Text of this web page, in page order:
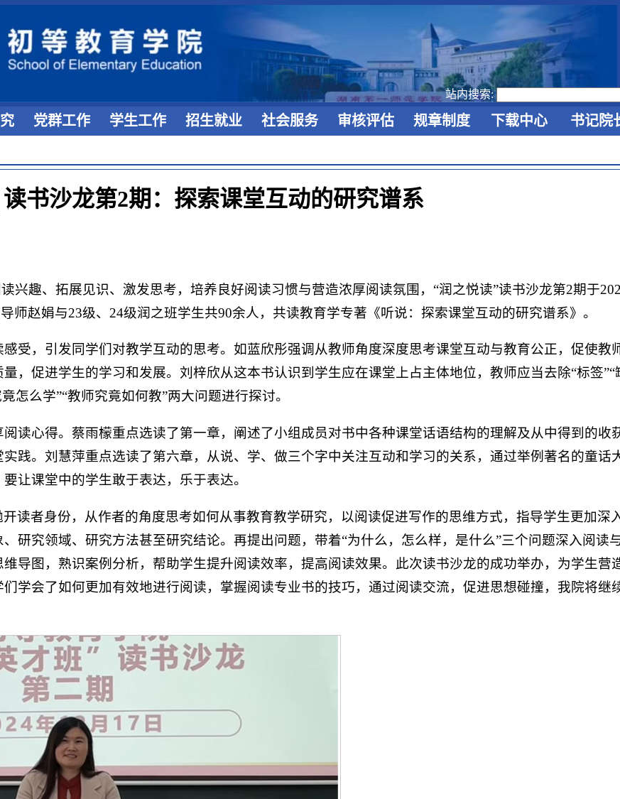
站内搜索:
党群工作 学生工作 招生就业 社会服务 审核评估 规章制度 下载中心 书记院
书沙龙第2期：探索课堂互动的研究谱系
兴趣、拓展见识、激发思考，培养良好阅读习惯与营造浓厚阅读氛围，“润之悦读”读书沙龙第2期于
师赵娟与23级、24级润之班学生共90余人，共读教育学专著《听说：探索课堂互动的研究谱系》。
受，引发同学们对教学互动的思考。如蓝欣彤强调从教师角度深度思考课堂互动与教育公正，促使教
，促进学生的学习和发展。刘梓欣从这本书认识到学生应在课堂上占主体地位，教师应当去除“标签”“
怎么学”“教师究竟如何教”两大问题进行探讨。
读心得。蔡雨檬重点选读了第一章，阐述了小组成员对书中各种课堂话语结构的理解及从中得到的收
践。刘慧萍重点选读了第六章，从说、学、做三个字中关注互动和学习的关系，通过举例著名的童话
让课堂中的学生敢于表达，乐于表达。
读者身份，从作者的角度思考如何从事教育教学研究，以阅读促进写作的思维方式，指导学生更加深
研究领域、研究方法甚至研究结论。再提出问题，带着“为什么，怎么样，是什么”三个问题深入阅读
导图，熟识案例分析，帮助学生提升阅读效率，提高阅读效果。此次读书沙龙的成功举办，为学生营
学会了如何更加有效地进行阅读，掌握阅读专业书的技巧，通过阅读交流，促进思想碰撞，我院将继